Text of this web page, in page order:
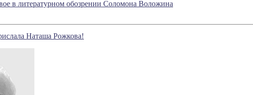
в литературном обозрении Соломона Воложина
Наташа Рожкова!